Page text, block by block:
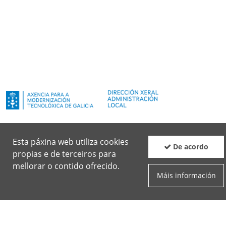
Esta páxina web utiliza cookies
propias e de terceiros para
mellorar o contido ofrecido.
De acordo
Máis información